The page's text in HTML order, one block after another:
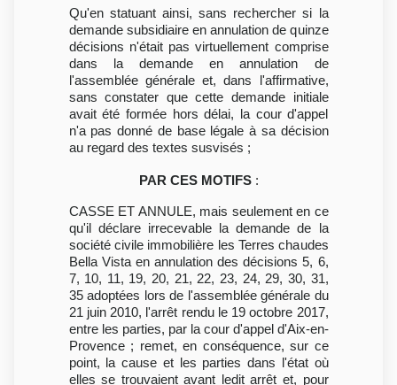
Qu'en statuant ainsi, sans rechercher si la
demande subsidiaire en annulation de quinze
décisions n'était pas virtuellement comprise
dans la demande en annulation de
l'assemblée générale et, dans l'affirmative,
sans constater que cette demande initiale
avait été formée hors délai, la cour d'appel
n'a pas donné de base légale à sa décision
au regard des textes susvisés ;
PAR CES MOTIFS:
CASSE ET ANNULE, mais seulement en ce
qu'il déclare irrecevable la demande de la
société civile immobilière les Terres chaudes
Bella Vista en annulation des décisions 5, 6,
7, 10, 11, 19, 20, 21, 22, 23, 24, 29, 30, 31,
35 adoptées lors de l'assemblée générale du
21 juin 2010, l'arrêt rendu le 19 octobre 2017,
entre les parties, par la cour d'appel d'Aix-en-
Provence ; remet, en conséquence, sur ce
point, la cause et les parties dans l'état où
elles se trouvaient avant ledit arrêt et, pour